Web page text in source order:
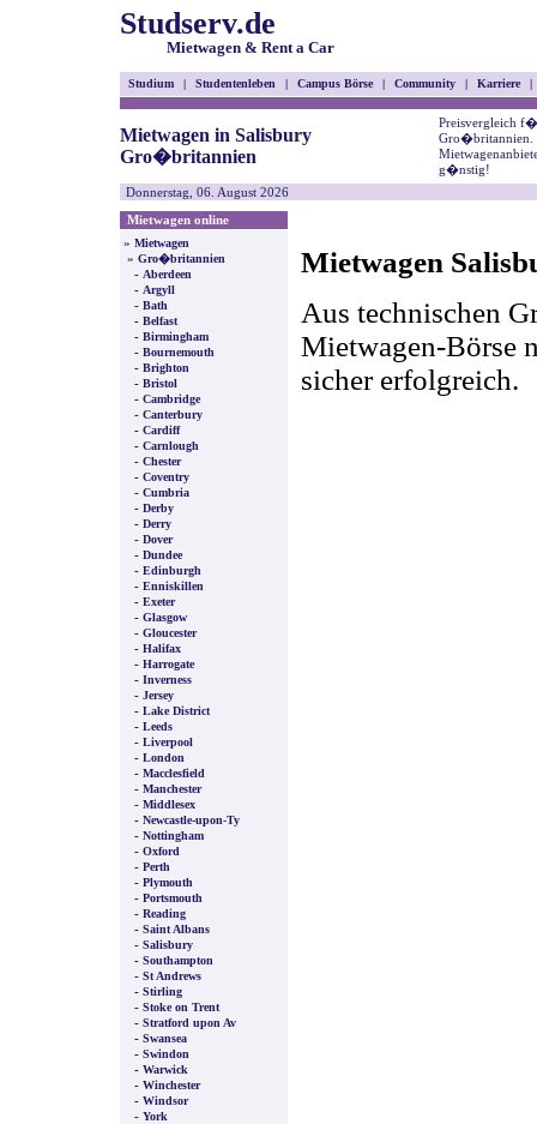
Studserv.de
Mietwagen & Rent a Car
Studium | Studentenleben | Campus Börse | Community | Karriere |
Mietwagen in Salisbury
Gro�britannien
Preisvergleich
Gro�britannien.
g�nstig!
Donnerstag, 06. August 2026
Mietwagen online
» Mietwagen
» Gro�britannien
- Aberdeen
- Argyll
- Bath
- Belfast
- Birmingham
- Bournemouth
- Brighton
- Bristol
- Cambridge
- Canterbury
- Cardiff
- Carnlough
- Chester
- Coventry
- Cumbria
- Derby
- Derry
- Dover
- Dundee
- Edinburgh
- Enniskillen
- Exeter
- Glasgow
- Gloucester
- Halifax
- Harrogate
- Inverness
- Jersey
- Lake District
- Leeds
- Liverpool
- London
- Macclesfield
- Manchester
- Middlesex
- Newcastle-upon-Ty
- Nottingham
- Oxford
- Perth
- Plymouth
- Portsmouth
- Reading
- Saint Albans
- Salisbury
- Southampton
- St Andrews
- Stirling
- Stoke on Trent
- Stratford upon Av
- Swansea
- Swindon
- Warwick
- Winchester
- Windsor
- York
Mietwagen
Aus technischen
Mietwagen-Börse
sicher erfolgreich.